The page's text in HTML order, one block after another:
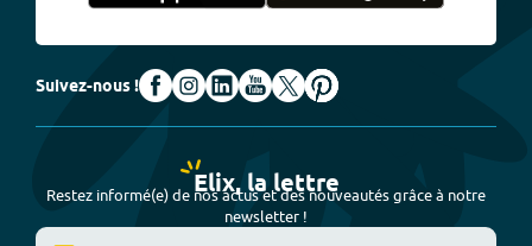
Suivez-nous !
Elix, la lettre
Restez informé(e) de nos actus et des nouveautés grâce à notre
newsletter !